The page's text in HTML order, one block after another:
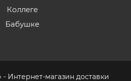
Коллеге
Бабушке
- Интернет-магазин доставки